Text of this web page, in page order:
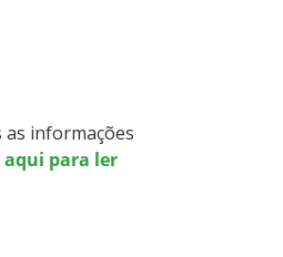
informações
aqui para ler